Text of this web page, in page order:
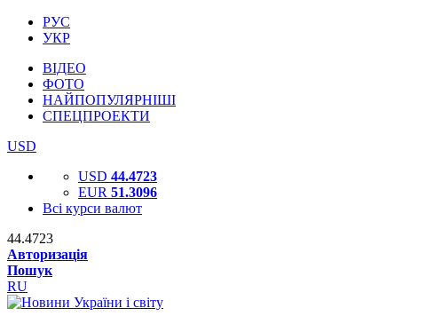
РУС
УКР
ВІДЕО
ФОТО
НАЙПОПУЛЯРНІШІ
СПЕЦПРОЕКТИ
USD
USD 44.4723
EUR 51.3096
Всі курси валют
44.4723
Авторизація
Пошук
RU